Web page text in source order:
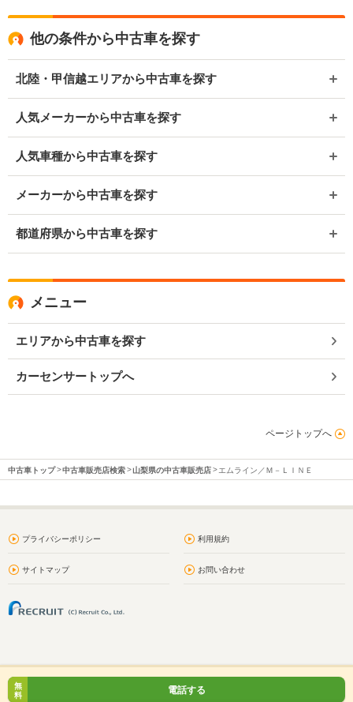
他の条件から中古車を探す
北陸・甲信越エリアから中古車を探す
人気メーカーから中古車を探す
人気車種から中古車を探す
メーカーから中古車を探す
都道府県から中古車を探す
メニュー
エリアから中古車を探す
カーセンサートップへ
ページトップへ
中古車トップ 中古車販売店検索 山梨県の中古車販売店 エムライン／Ｍ－ＬＩＮＥ
プライバシーポリシー 利用規約
サイトマップ お問い合わせ
無
料
電話する